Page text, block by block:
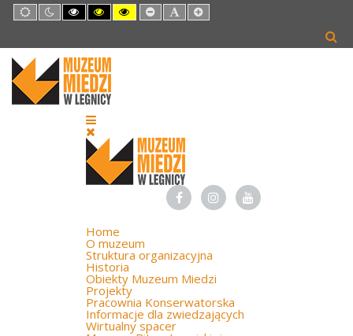
Default
mode
Night
mode
High
Contrast
mode
High
Contrast
mode
High
Contrast
mode
Set
Smaller
Set
Default
Set
Larger
Home
O muzeum
Struktura organizacyjna
Historia
Obiekty Muzeum Miedzi
Projekty
Pracownia Konserwatorska
Informacje dla zwiedzających
Wirtualny spacer